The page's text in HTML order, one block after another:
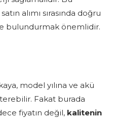
alımı sırasında doğru
bulundurmak önemlidir.
model yılına ve akü
Fakat burada
fiyatın değil, kalitenin